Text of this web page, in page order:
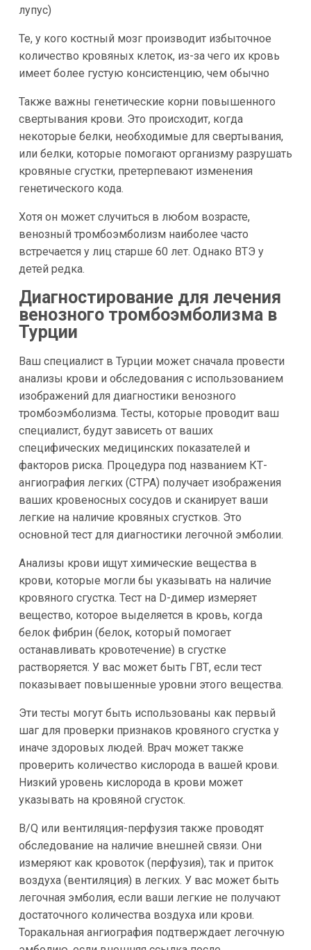
лупус)
Те, у кого костный мозг производит избыточное
количество кровяных клеток, из-за чего их кровь
имеет более густую консистенцию, чем обычно
Также важны генетические корни повышенного
свертывания крови. Это происходит, когда
некоторые белки, необходимые для свертывания,
или белки, которые помогают организму разрушать
кровяные сгустки, претерпевают изменения
генетического кода.
Хотя он может случиться в любом возрасте,
венозный тромбоэмболизм наиболее часто
встречается у лиц старше 60 лет. Однако ВТЭ у
детей редка.
Диагностирование для лечения
венозного тромбоэмболизма в
Турции
Ваш специалист в Турции может сначала провести
анализы крови и обследования с использованием
изображений для диагностики венозного
тромбоэмболизма. Тесты, которые проводит ваш
специалист, будут зависеть от ваших
специфических медицинских показателей и
факторов риска. Процедура под названием КТ-
ангиография легких (CTPA) получает изображения
ваших кровеносных сосудов и сканирует ваши
легкие на наличие кровяных сгустков. Это
основной тест для диагностики легочной эмболии.
Анализы крови ищут химические вещества в
крови, которые могли бы указывать на наличие
кровяного сгустка. Тест на D-димер измеряет
вещество, которое выделяется в кровь, когда
белок фибрин (белок, который помогает
останавливать кровотечение) в сгустке
растворяется. У вас может быть ГВТ, если тест
показывает повышенные уровни этого вещества.
Эти тесты могут быть использованы как первый
шаг для проверки признаков кровяного сгустка у
иначе здоровых людей. Врач может также
проверить количество кислорода в вашей крови.
Низкий уровень кислорода в крови может
указывать на кровяной сгусток.
В/Q или вентиляция-перфузия также проводят
обследование на наличие внешней связи. Они
измеряют как кровоток (перфузия), так и приток
воздуха (вентиляция) в легких. У вас может быть
легочная эмболия, если ваши легкие не получают
достаточного количества воздуха или крови.
Торакальная ангиография подтверждает легочную